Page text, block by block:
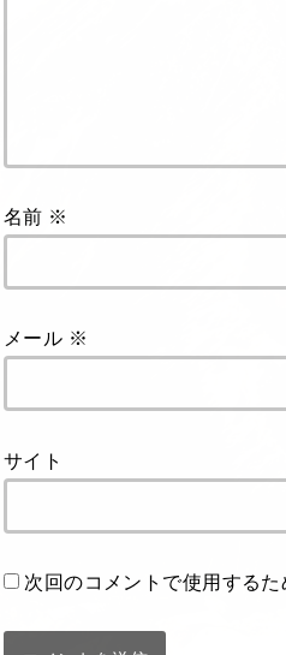
名前 ※
メール ※
サイト
次回のコメントで使用する